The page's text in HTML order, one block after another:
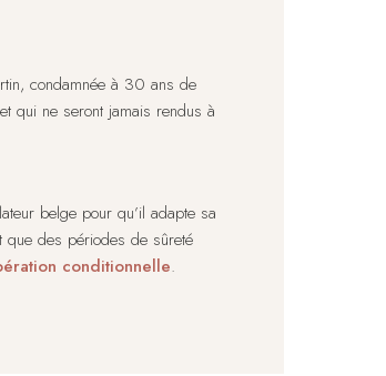
condamnée à 30 ans de
qui ne seront jamais rendus à
belge pour qu’il adapte sa
que des périodes de sûreté
conditionnelle.